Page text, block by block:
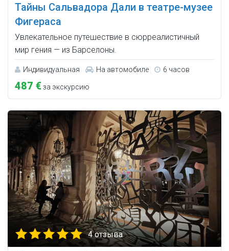
Тайны Сальвадора Дали в театре-музее
Фигераса
Увлекательное путешествие в сюрреалистичный
мир гения — из Барселоны.
Индивидуальная На автомобиле 6 часов
487 €за экскурсию
4 отзыва